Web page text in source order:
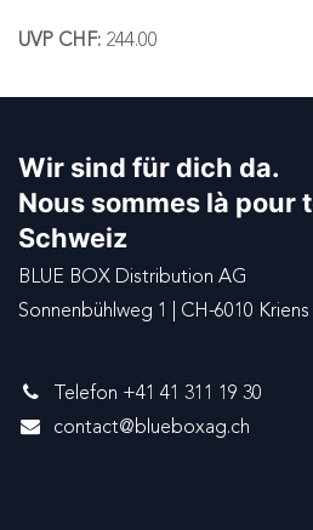
UVP CHF: 244.00
Wir sind für dich da.
Nous sommes là pour
Schweiz
BLUE BOX Distribution AG
Sonnenbühlweg 1 | CH-6010 Kriens
Telefon +41 41 311 19 30
contact@blueboxag.ch